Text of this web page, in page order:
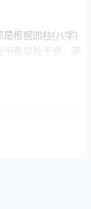
根据四柱(八字)
是卯处于衰，那
，那么子就是，